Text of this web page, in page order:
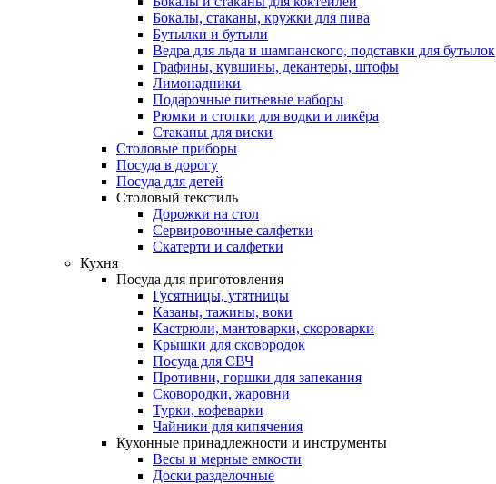
Бокалы, стаканы, кружки для пива
Бутылки и бутыли
Ведра для льда и шампанского, подставки для бутылок
Графины, кувшины, декантеры, штофы
Лимонадники
Подарочные питьевые наборы
Рюмки и стопки для водки и ликёра
Стаканы для виски
Столовые приборы
Посуда в дорогу
Посуда для детей
Столовый текстиль
Дорожки на стол
Сервировочные салфетки
Скатерти и салфетки
Кухня
Посуда для приготовления
Гусятницы, утятницы
Казаны, тажины, воки
Кастрюли, мантоварки, скороварки
Крышки для сковородок
Посуда для СВЧ
Противни, горшки для запекания
Сковородки, жаровни
Турки, кофеварки
Чайники для кипячения
Кухонные принадлежности и инструменты
Весы и мерные емкости
Доски разделочные